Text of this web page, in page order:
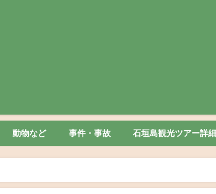
動物など 事件・事故 石垣島観光ツアー詳細